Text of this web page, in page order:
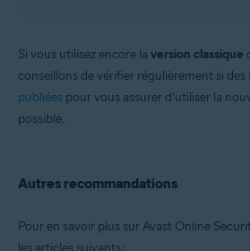
Si vous utilisez encore la version classique
conseillons de vérifier régulièrement si des
publiées pour vous assurer d’utiliser la
possible.
Autres recommandations
Pour en savoir plus sur Avast Online
les articles suivants :